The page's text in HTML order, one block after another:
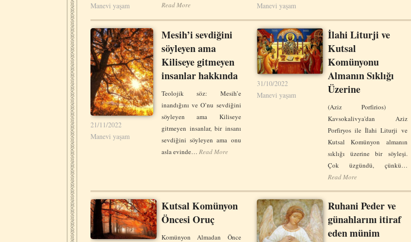
Manevi yaşam
Read More
Manevi yaşam
21/11/2022
Manevi yaşam
Mesih’i sevdiğini
söyleyen ama
Kiliseye gitmeyen
insanlar hakkında
Teolojik söz: Mesih’e
inandığını ve O’nu sevdiğini
söyleyen ama Kiliseye
gitmeyen insanlar, bir insanı
sevdiğini söyleyen ama onu
asla evinde… Read More
31/10/2022
Manevi yaşam
İlahi Liturji ve
Kutsal
Komünyonu
Almanın Sıklığı
Üzerine
(Aziz Porfirios)
Kavsokalivya'dan Aziz
Porfiryos ile İlahi Liturji ve
Kutsal Komünyon almanın
sıklığı üzerine bir söyleşi.
Çok üzgündü, çünkü…
Read More
Kutsal Komünyon
Öncesi Oruç
Komünyon Almadan Önce
Ruhani Peder ve
günahlarını itiraf
eden münim